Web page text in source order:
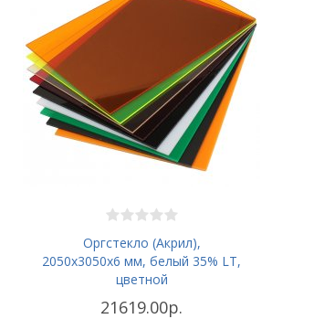
Оргстекло (Акрил),
2050х3050x6 мм, белый 35% LT,
цветной
21619.00р.